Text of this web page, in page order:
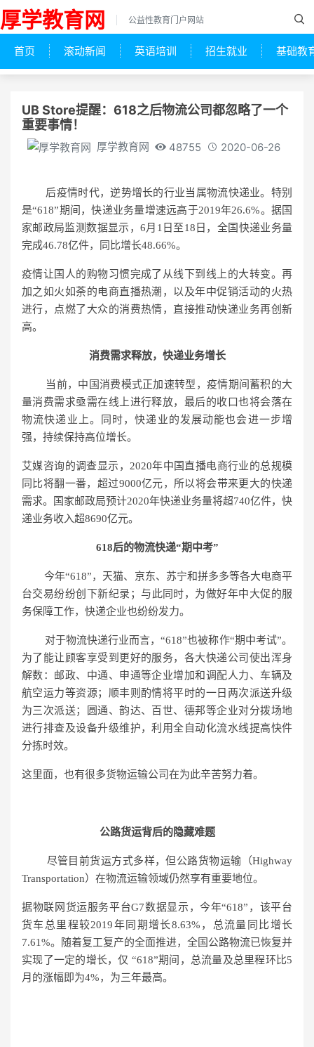
厚学教育网 公益性教育门户网站
首页 滚动新闻 英语培训 招生就业 基础教
UB Store提醒：618之后物流公司都忽略了一个
重要事情！
厚学教育网 48755 2020-06-26
后疫情时代，逆势增长的行业当属物流快递业。特别
是“618”期间，快递业务量增速远高于2019年26.6%。据国
家邮政局监测数据显示，6月1日至18日，全国快递业务量
完成46.78亿件，同比增长48.66%。
疫情让国人的购物习惯完成了从线下到线上的大转变。再
加之如火如荼的电商直播热潮，以及年中促销活动的火热
进行，点燃了大众的消费热情，直接推动快递业务再创新
高。
消费需求释放，快递业务增长
当前，中国消费模式正加速转型，疫情期间蓄积的大
量消费需求亟需在线上进行释放，最后的收口也将会落在
物流快递业上。同时，快递业的发展动能也会进一步增
强，持续保持高位增长。
艾媒咨询的调查显示，2020年中国直播电商行业的总规模
同比将翻一番，超过9000亿元，所以将会带来更大的快递
需求。国家邮政局预计2020年快递业务量将超740亿件，快
递业务收入超8690亿元。
618后的物流快递“期中考”
今年“618”，天猫、京东、苏宁和拼多多等各大电商平
台交易纷纷创下新纪录；与此同时，为做好年中大促的服
务保障工作，快递企业也纷纷发力。
对于物流快递行业而言，“618”也被称作“期中考试”。
为了能让顾客享受到更好的服务，各大快递公司使出浑身
解数：邮政、中通、申通等企业增加和调配人力、车辆及
航空运力等资源；顺丰则酌情将平时的一日两次派送升级
为三次派送；圆通、韵达、百世、德邦等企业对分拨场地
进行排查及设备升级维护，利用全自动化流水线提高快件
分拣时效。
这里面，也有很多货物运输公司在为此辛苦努力着。
公路货运背后的隐藏难题
尽管目前货运方式多样，但公路货物运输（Highway
Transportation）在物流运输领域仍然享有重要地位。
据物联网货运服务平台G7数据显示，今年“618”，该平台
货车总里程较2019年同期增长8.63%，总流量同比增长
7.61%。随着复工复产的全面推进，全国公路物流已恢复并
实现了一定的增长，仅 “618”期间，总流量及总里程环比5
月的涨幅即为4%，为三年最高。